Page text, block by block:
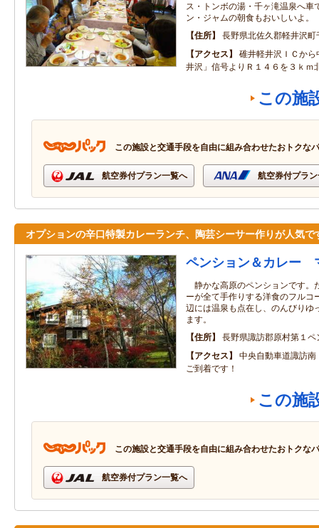
ス・トンボの湯・千ヶ滝温泉へ車
ン・ジャムの朝食もおいしいよ。
住所
長野県北佐久郡軽井沢
アクセス
碓井軽井沢ＩＣか
井沢」信号よりＲ１４６を３ｋｍ
この施
この施設と交通手段を自由に組み合わせたおトクな
航空券付プラン一覧へ 航空券付プラ
オプションの辛口特製カレーランチ、陶芸シーサー作りが人気で
ペンション＆カレー
静かな高原のペンションです。
ーが全て手作りする洋食のフルコ
辺には温泉も点在し、のんびりゆ
ます。
住所
長野県諏訪郡原村第１
アクセス
中央自動車道諏訪
ご到着です！
この施
この施設と交通手段を自由に組み合わせたおトクな
航空券付プラン一覧へ